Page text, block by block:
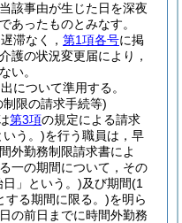
該事由が生じた日を深夜
あったものとみなす。
滞なく， 第1項各号に掲
護の状況変更届により，
い。
について準用する。
限の請求手続等)
第3項の規定による請求
いう。)を行う職員は，早
外勤務制限請求書によ
一の期間について，その
」という。)及び期間(1
する期間に限る。)を明ら
の前日までに時間外勤務